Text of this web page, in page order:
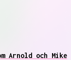
Arnold och Mike